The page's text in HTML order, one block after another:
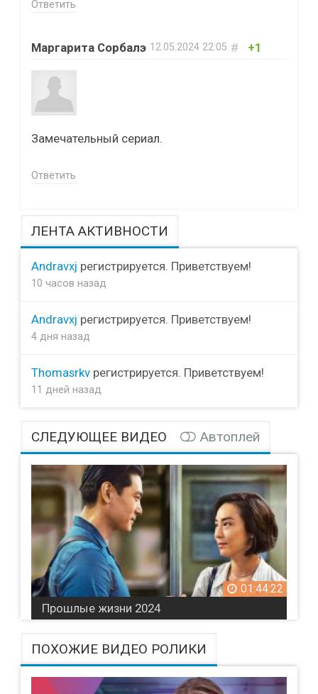
Ответить
Маргарита Сорбалэ 12.05.2024 22:05 # +1
Замечательный сериал.
Ответить
ЛЕНТА АКТИВНОСТИ
Andravxj регистрируется. Приветствуем!
10 часов назад
Andravxj регистрируется. Приветствуем!
4 дня назад
Thomasrkvрегистрируется. Приветствуем!
11 дней назад
СЛЕДУЮЩЕЕ ВИДЕО Автоплей
01:44:22
Прошлые жизни 2024
ПОХОЖИЕ ВИДЕО РОЛИКИ